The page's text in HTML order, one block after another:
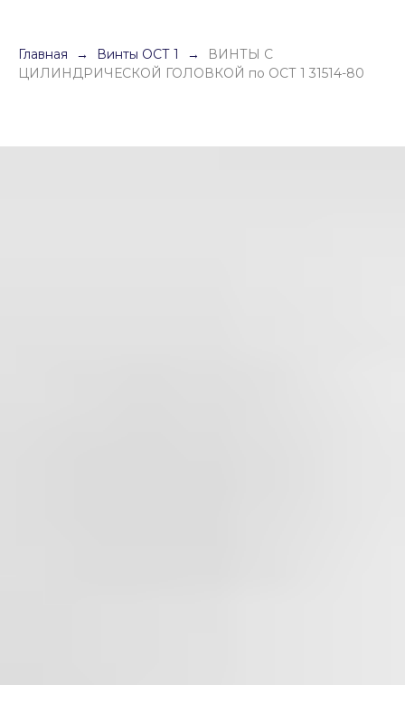
Главная Винты ОСТ 1
ВИНТЫ С
ЦИЛИНДРИЧЕСКОЙ ГОЛОВКОЙ по ОСТ 1 31514-80